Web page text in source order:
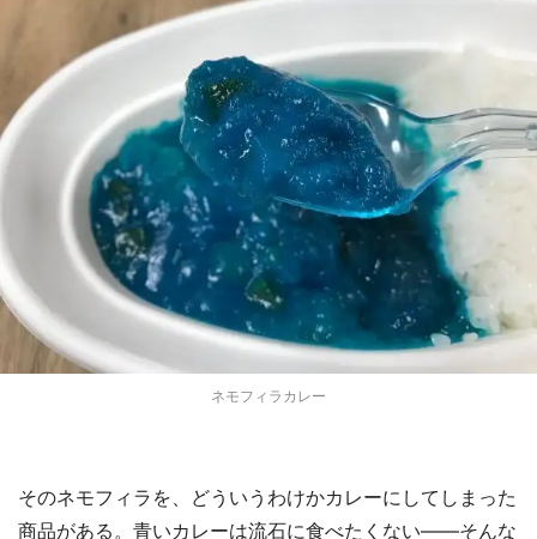
ネモフィラカレー
そのネモフィラを、どういうわけかカレーにしてしまった
商品がある。青いカレーは流石に食べたくない――そんな